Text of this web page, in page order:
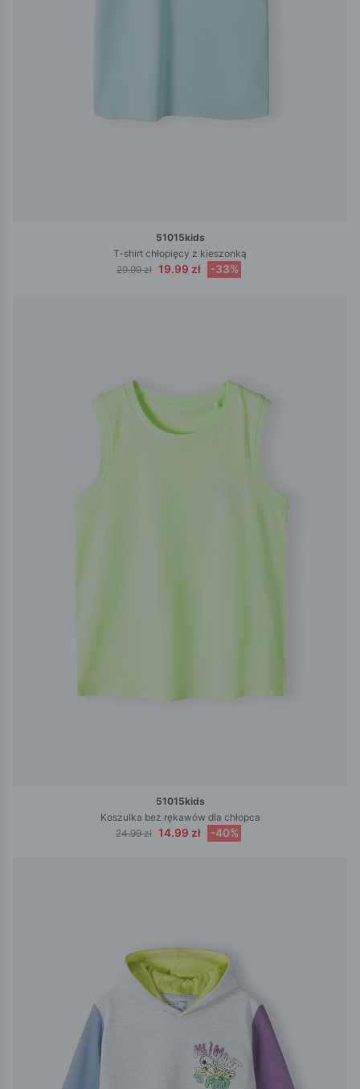
51015kids
T-shirt chłopięcy z kieszonką
29.99 zł 19.99 zł -33%
51015kids
Koszulka bez rękawów dla chłopca
24.99 zł 14.99 zł -40%